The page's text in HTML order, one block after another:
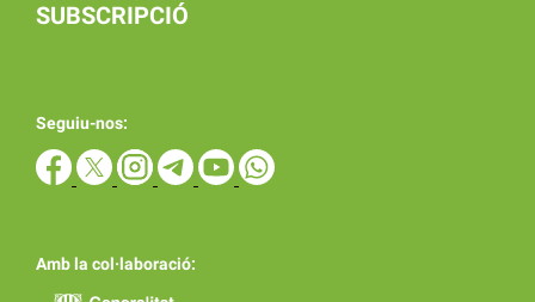
SUBSCRIPCIÓ
Seguiu-nos:
Amb la col·laboració: